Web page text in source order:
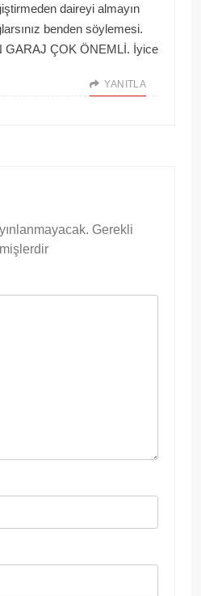
daireyi almayın
benden söylemesi.
GARAJ ÇOK ÖNEMLİ. İyice
YANITLA
Gerekli